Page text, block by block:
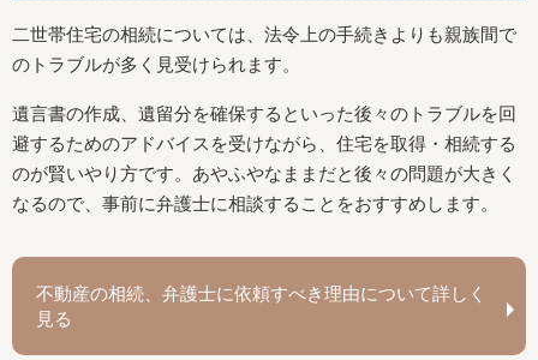
二世帯住宅の相続については、法令上の手続きよりも親族間で
のトラブルが多く見受けられます。
遺言書の作成、遺留分を確保するといった後々のトラブルを回
避するためのアドバイスを受けながら、住宅を取得・相続する
のが賢いやり方です。あやふやなままだと後々の問題が大きく
なるので、事前に弁護士に相談することをおすすめします。
不動産の相続、弁護士に依頼すべき理由について詳しく
見る